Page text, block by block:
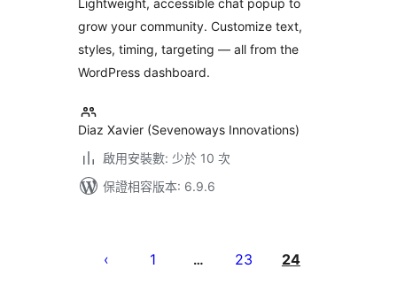
Lightweight, accessible chat popup to
grow your community. Customize text,
styles, timing, targeting — all from the
WordPress dashboard.
Diaz Xavier (Sevenoways Innovations)
啟用安裝數: 少於 10 次
保證相容版本: 6.9.6
1 … 23 24